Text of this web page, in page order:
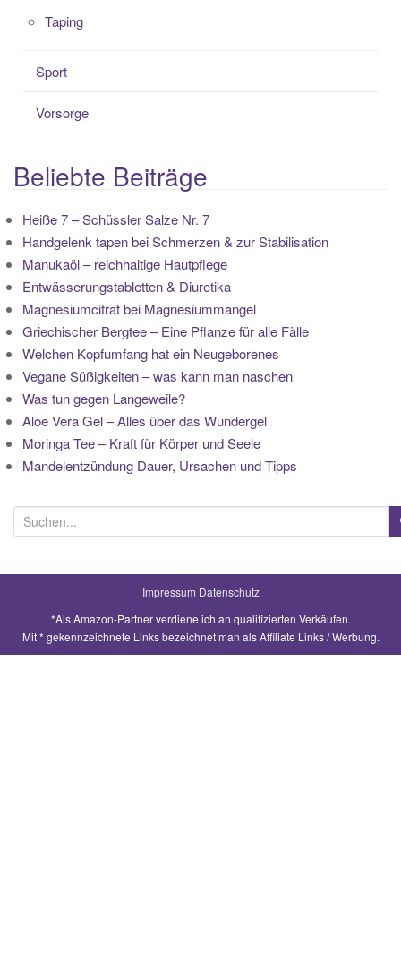
Taping
Sport
Vorsorge
Beliebte Beiträge
Heiße 7 – Schüssler Salze Nr. 7
Handgelenk tapen bei Schmerzen & zur Stabilisation
Manukaöl – reichhaltige Hautpflege
Entwässerungstabletten & Diuretika
Magnesiumcitrat bei Magnesiummangel
Griechischer Bergtee – Eine Pflanze für alle Fälle
Welchen Kopfumfang hat ein Neugeborenes
Vegane Süßigkeiten – was kann man naschen
Was tun gegen Langeweile?
Aloe Vera Gel – Alles über das Wundergel
Moringa Tee – Kraft für Körper und Seele
Mandelentzündung Dauer, Ursachen und Tipps
u
a
Impressum Datenschutz
*Als Amazon-Partner verdiene ich an qualifizierten Verkäufen.
Mit * gekennzeichnete Links bezeichnet man als Affiliate Links / Werbung.